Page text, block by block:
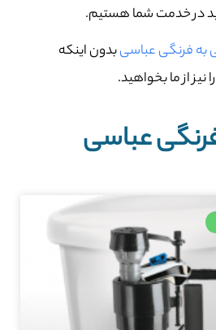
در خدمت شما هستیم.
به فرنگی عباسیبدون اینکه
از ما بخواهید.
عباسی